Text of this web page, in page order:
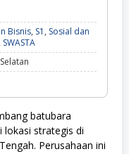
Bisnis, S1 , Sosial dan
SWASTA
dan
S1,
dan
Humaniora,
SWASTA
batubara
lokasi strategis di
Perusahaan ini